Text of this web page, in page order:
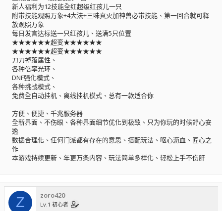
新人福利为12技能全红超级红孩儿一只
附带技能观照万象+4大法+三味真火加神兽必带技能、第一回合就可释
放观照万象
每日发言达标送一只红孩儿、送满5只位置
★★★★★★超变★★★★★★
★★★★★★超变★★★★★★
刀刀掉落属性、
各种倍率光环、
DNF强化模式、
各种挑战模式、
免费全自动挂机、离线挂机模式、总有一款适合你
------------
方便、便捷、千兆服务器
全新界面、不伤眼、各种界面细节优化到极致、只为你玩的时候舒心安
逸
数据合理化、任何门派都有存在的意思、搭配玩法、呕心沥血、匠心之
作
本游戏持续更新、年更万条内容、玩法简单多样化、轻松上手不伤肝
Z zoro420
Lv.1 初心者